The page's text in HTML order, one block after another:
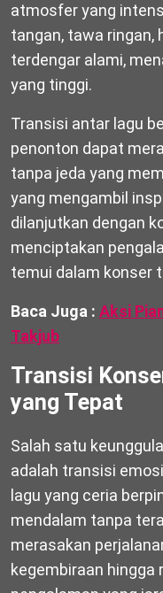
atmosfer yang
tangan, tawa ringan,
terdengar alami,
yang tinggi.
Transisi antar lagu
penonton dapat
tanpa jeda yang
yang mengambil
dilanjutkan dengan
menciptakan
temui dalam konser
Baca Juga : Aksi
Takjub
Transisi
yang Tepat
Salah satu
adalah transisi
lagu yang ceria
mendalam tanpa
merasakan
kegembiraan hingga